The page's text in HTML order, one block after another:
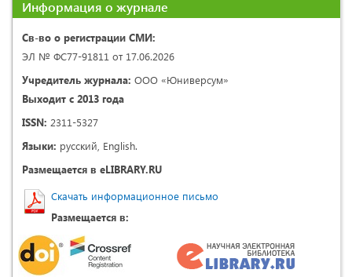
Информация о журнале
Св-во о регистрации СМИ:
ЭЛ № ФС77-91811 от 17.06.2026
Учредитель журнала: ООО «Юниверсум»
Выходит с 2013 года
ISSN: 2311-5327
Языки: русский, English.
Размещается в eLIBRARY.RU
Скачать информационное письмо
Размещается в: